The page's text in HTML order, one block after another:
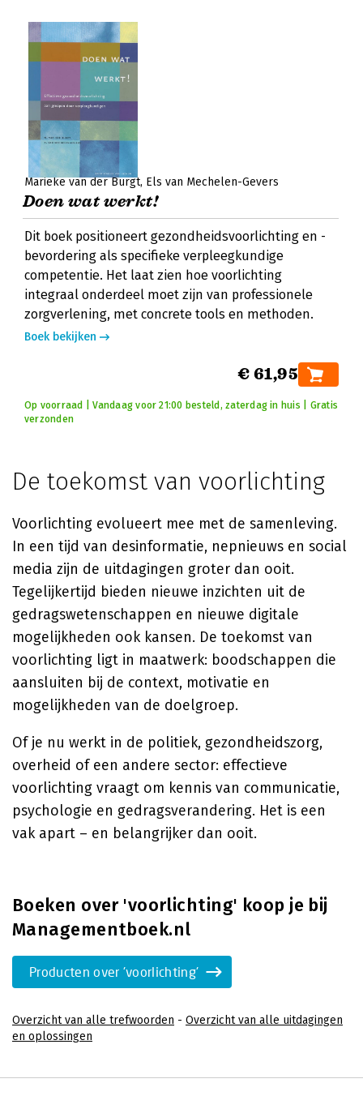
Marieke van der Burgt Els van Mechelen-Gevers
Doen wat werkt!
Dit boek positioneert gezondheidsvoorlichting en -
bevordering als specifieke verpleegkundige
competentie. Het laat zien hoe voorlichting
integraal onderdeel moet zijn van professionele
zorgverlening, met concrete tools en methoden.
Boek bekijken
€ 61,95
Op voorraad | Vandaag voor 21:00 besteld, zaterdag in huis | Gratis
verzonden
De toekomst van voorlichting
Voorlichting evolueert mee met de samenleving.
In een tijd van desinformatie, nepnieuws en social
media zijn de uitdagingen groter dan ooit.
Tegelijkertijd bieden nieuwe inzichten uit de
gedragswetenschappen en nieuwe digitale
mogelijkheden ook kansen. De toekomst van
voorlichting ligt in maatwerk: boodschappen die
aansluiten bij de context, motivatie en
mogelijkheden van de doelgroep.
Of je nu werkt in de politiek, gezondheidszorg,
overheid of een andere sector: effectieve
voorlichting vraagt om kennis van communicatie,
psychologie en gedragsverandering. Het is een
vak apart – en belangrijker dan ooit.
Boeken over 'voorlichting' koop je bij
Managementboek.nl
Producten over 'voorlichting'
Overzicht van alle trefwoorden - Overzicht van alle uitdagingen
en oplossingen